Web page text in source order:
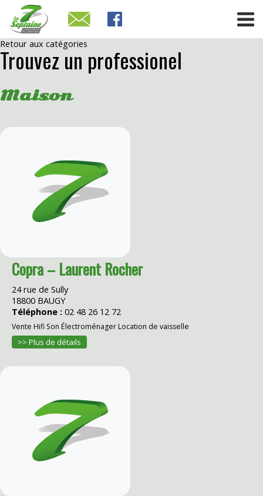
Retour aux catégories
Trouvez un professionel
Maison
Copra – Laurent Rocher
24 rue de Sully
18800 BAUGY
Téléphone : 02 48 26 12 72
Vente Hifi Son Électroménager Location de vaisselle
>> Plus de détails